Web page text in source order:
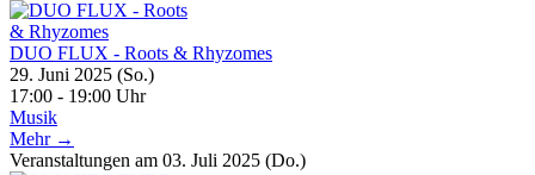
DUO FLUX - Roots & Rhyzomes
29. Juni 2025 (So.)
17:00 - 19:00 Uhr
Musik
Mehr →
Veranstaltungen am 03. Juli 2025 (Do.)